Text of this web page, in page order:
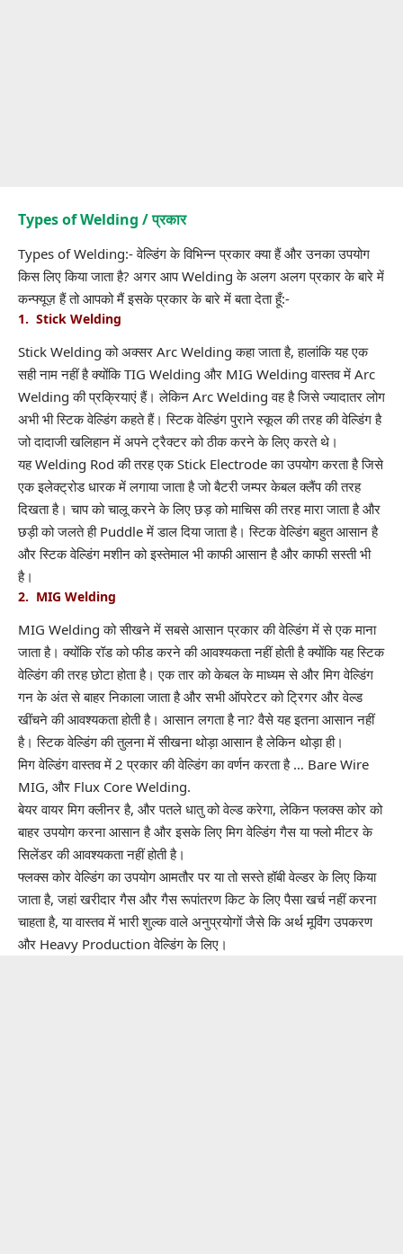
Types of Welding / प्रकार
Types of Welding:- वेल्डिंग के विभिन्न प्रकार क्या हैं और उनका उपयोग
किस लिए किया जाता है? अगर आप Welding के अलग अलग प्रकार के बारे में
कन्फ्यूज़ हैं तो आपको मैं इसके प्रकार के बारे में बता देता हूँ:-
1. Stick Welding
Stick Welding को अक्सर Arc Welding कहा जाता है, हालांकि यह एक
सही नाम नहीं है क्योंकि TIG Welding और MIG Welding वास्तव में Arc
Welding की प्रक्रियाएं हैं। लेकिन Arc Welding वह है जिसे ज्यादातर लोग
अभी भी स्टिक वेल्डिंग कहते हैं। स्टिक वेल्डिंग पुराने स्कूल की तरह की वेल्डिंग है
जो दादाजी खलिहान में अपने ट्रैक्टर को ठीक करने के लिए करते थे।
यह Welding Rod की तरह एक Stick Electrode का उपयोग करता है जिसे
एक इलेक्ट्रोड धारक में लगाया जाता है जो बैटरी जम्पर केबल क्लैंप की तरह
दिखता है। चाप को चालू करने के लिए छड़ को माचिस की तरह मारा जाता है और
छड़ी को जलते ही Puddle में डाल दिया जाता है। स्टिक वेल्डिंग बहुत आसान है
और स्टिक वेल्डिंग मशीन को इस्तेमाल भी काफी आसान है और काफी सस्ती भी
है।
2. MIG Welding
MIG Welding को सीखने में सबसे आसान प्रकार की वेल्डिंग में से एक माना
जाता है। क्योंकि रॉड को फीड करने की आवश्यकता नहीं होती है क्योंकि यह स्टिक
वेल्डिंग की तरह छोटा होता है। एक तार को केबल के माध्यम से और मिग वेल्डिंग
गन के अंत से बाहर निकाला जाता है और सभी ऑपरेटर को ट्रिगर और वेल्ड
खींचने की आवश्यकता होती है। आसान लगता है ना? वैसे यह इतना आसान नहीं
है। स्टिक वेल्डिंग की तुलना में सीखना थोड़ा आसान है लेकिन थोड़ा ही।
मिग वेल्डिंग वास्तव में 2 प्रकार की वेल्डिंग का वर्णन करता है … Bare Wire
MIG, और Flux Core Welding.
बेयर वायर मिग क्लीनर है, और पतले धातु को वेल्ड करेगा, लेकिन फ्लक्स कोर को
बाहर उपयोग करना आसान है और इसके लिए मिग वेल्डिंग गैस या फ्लो मीटर के
सिलेंडर की आवश्यकता नहीं होती है।
फ्लक्स कोर वेल्डिंग का उपयोग आमतौर पर या तो सस्ते हॉबी वेल्डर के लिए किया
जाता है, जहां खरीदार गैस और गैस रूपांतरण किट के लिए पैसा खर्च नहीं करना
चाहता है, या वास्तव में भारी शुल्क वाले अनुप्रयोगों जैसे कि अर्थ मूविंग उपकरण
और Heavy Production वेल्डिंग के लिए।